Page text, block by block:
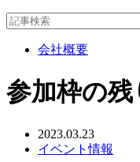
会社概要
参加枠の残
2023.03.23
イベント情報